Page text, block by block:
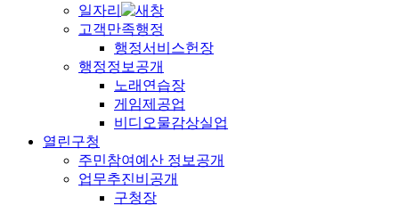
일자리
고객만족행정
행정서비스헌장
행정정보공개
노래연습장
게임제공업
비디오물감상실업
열린구청
주민참여예산 정보공개
업무추진비공개
구청장